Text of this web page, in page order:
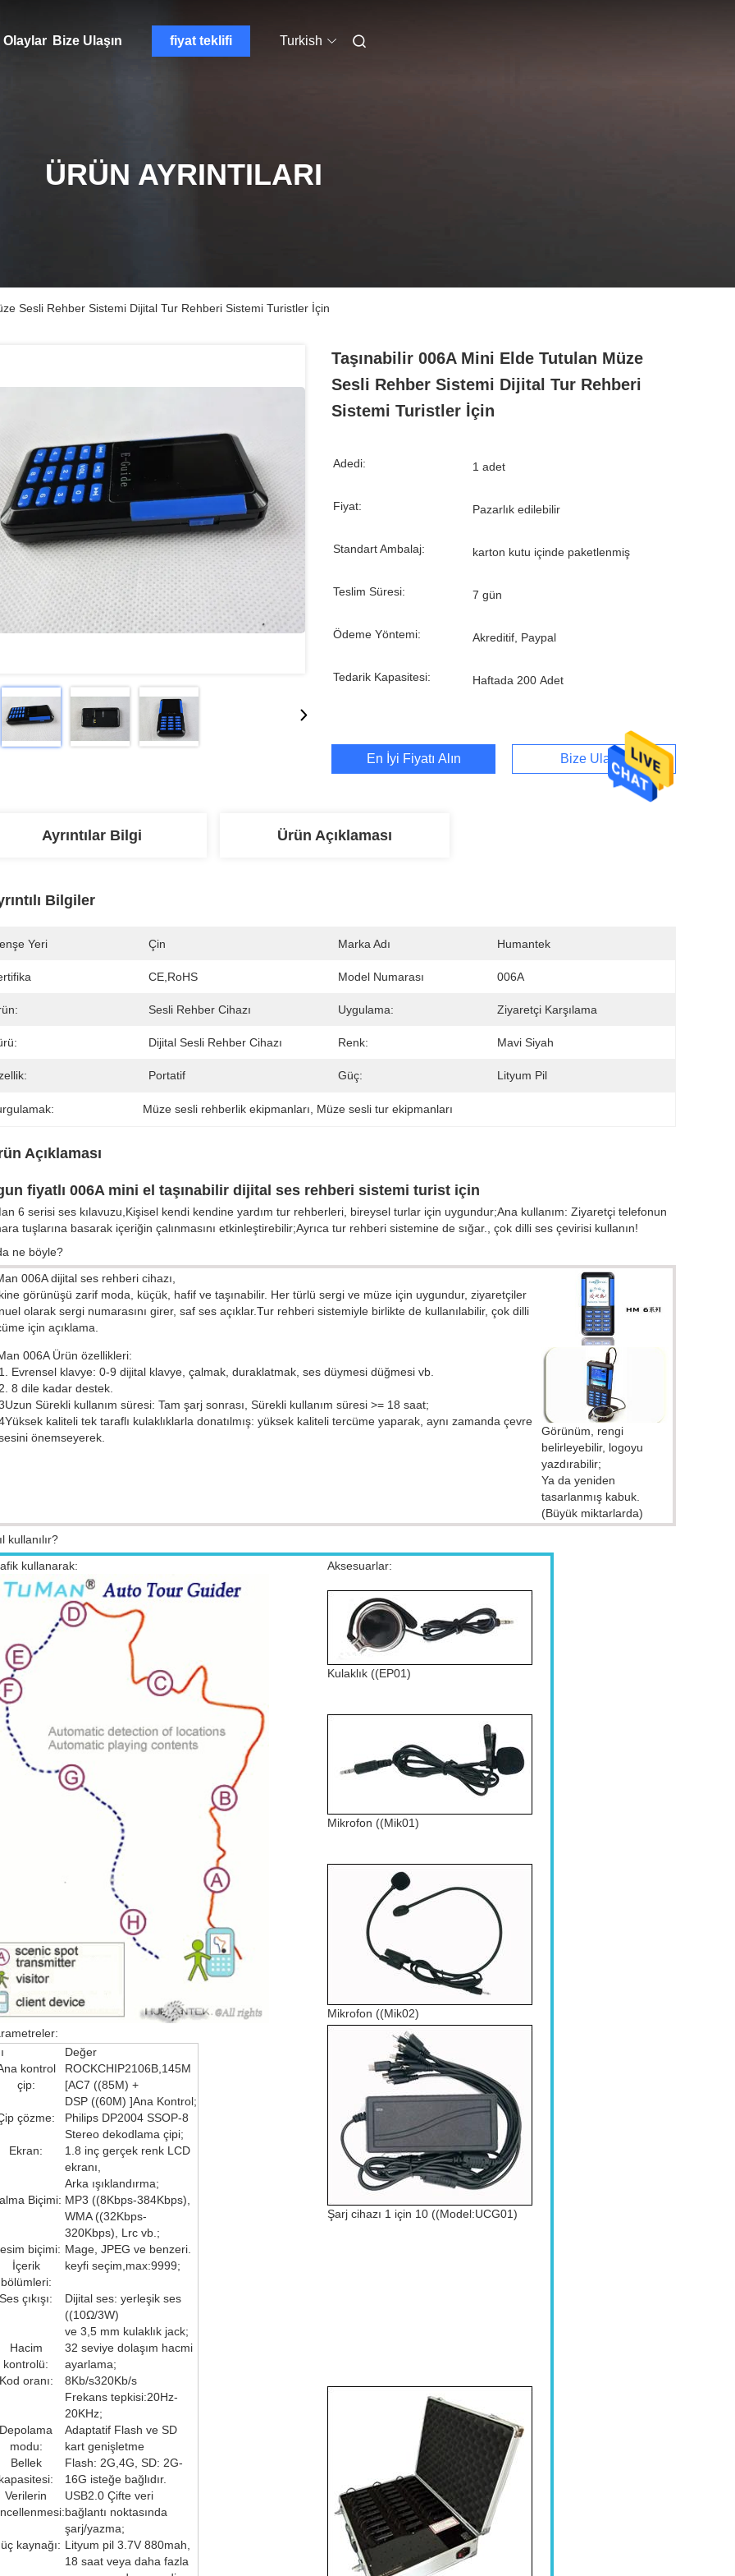
Olaylar Bize Ulaşın fiyat teklifi Turkish
ÜRÜN AYRINTILARI
Sesli Rehber Sistemi Dijital Tur Rehberi Sistemi Turistler İçin
Taşınabilir 006A Mini Elde Tutulan Müze
Sesli Rehber Sistemi Dijital Tur Rehberi
Sistemi Turistler İçin
Adedi: 1 adet
Fiyat: Pazarlık edilebilir
Standart Ambalaj: karton kutu içinde paketlenmiş
Teslim Süresi: 7 gün
Ödeme Yöntemi: Akreditif, Paypal
Tedarik Kapasitesi: Haftada 200 Adet
En İyi Fiyatı Alın Bize Ulaşın
Ayrıntılar Bilgi Ürün Açıklaması
Bilgiler
Yeri Çin Marka Adı Humantek
CE,RoHS Model Numarası 006A
Sesli Rehber Cihazı Uygulama: Ziyaretçi Karşılama
Dijital Sesli Rehber Cihazı Renk: Mavi Siyah
Portatif Güç: Lityum Pil
Müze sesli rehberlik ekipmanları Müze sesli tur ekipmanları
Açıklaması
fiyatlı 006A mini el taşınabilir dijital ses rehberi sistemi turist için
6 serisi ses kılavuzu,Kişisel kendi kendine yardım tur rehberleri, bireysel turlar için uygundur;Ana kullanım: Ziyaretçi telefonun
tuşlarına basarak içeriğin çalınmasını etkinleştirebilir;Ayrıca tur rehberi sistemine de sığar., çok dilli ses çevirisi kullanın!
ne böyle?
006A dijital ses rehberi cihazı,
görünüşü zarif moda, küçük, hafif ve taşınabilir. Her türlü sergi ve müze için uygundur, ziyaretçiler
olarak sergi numarasını girer, saf ses açıklar.Tur rehberi sistemiyle birlikte de kullanılabilir, çok dilli
için açıklama.
006A Ürün özellikleri:
1. Evrensel klavye: 0-9 dijital klavye, çalmak, duraklatmak, ses düymesi düğmesi vb.
2. 8 dile kadar destek.
Sürekli kullanım süresi: Tam şarj sonrası, Sürekli kullanım süresi >= 18 saat;
kaliteli tek taraflı kulaklıklarla donatılmış: yüksek kaliteli tercüme yaparak, aynı zamanda çevre
önemseyerek.
Görünüm, rengi
belirleyebilir, logoyu
yazdırabilir;
Ya da yeniden
tasarlanmış kabuk.
(Büyük miktarlarda)
kullanılır?
kullanarak:
Aksesuarlar:
Kulaklık ((EP01)
Mikrofon ((Mik01)
Mikrofon ((Mik02)
Değer
kontrol
çip:
ROCKCHIP2106B,145M
[AC7 ((85M) +
DSP ((60M) ]Ana Kontrol;
çözme:
Philips DP2004 SSOP-8
Stereo dekodlama çipi;
Ekran:
1.8 inç gerçek renk LCD
ekranı,
Arka ışıklandırma;
Biçimi: MP3 ((8Kbps-384Kbps),
WMA ((32Kbps-
320Kbps), Lrc vb.;
biçimi: Mage, JPEG ve benzeri.
İçerik
bölümleri:
keyfi seçim,max:9999;
Ses çıkışı:
Dijital ses: yerleşik ses
((10Ω/3W)
ve 3,5 mm kulaklık jack;
Hacim
kontrolü:
32 seviye dolaşım hacmi
ayarlama;
Kod oranı:
8Kb/s320Kb/s
Frekans tepkisi:20Hz-
20KHz;
Depolama
modu:
Adaptatif Flash ve SD
kart genişletme
Bellek
kapasitesi:
Flash: 2G,4G, SD: 2G-
16G isteğe bağlıdır.
Verilerin
USB2.0 Çifte veri
bağlantı noktasında
şarj/yazma;
kaynağı: Lityum pil 3.7V 880mah,
18 saat veya daha fazla
Şarj cihazı 1 için 10 ((Model:UCG01)